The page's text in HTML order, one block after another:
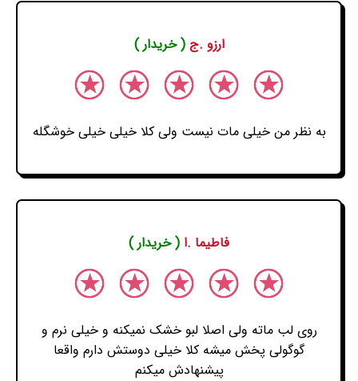
ارزو .ج( خریدار )
به نظر من خیلی مات نیست ولی کلا خیلی خیلی خوشگله
فاطیما .ا ( خریدار )
روی لب ماته ولی اصلا لبو خشک نمیکنه و خیلی نرم و
گوگولی پخش میشه کلا خیلی دوستش دارم واقعا
پیشنهادش میکنم